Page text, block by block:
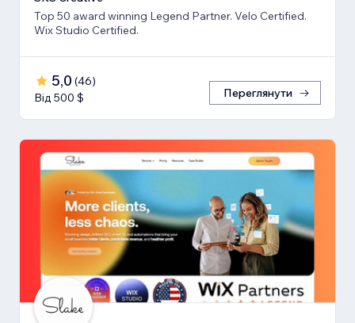
Top 50 award winning Legend Partner. Velo Certified.
Wix Studio Certified.
5,0 (46)
Від 500 $
Переглянути